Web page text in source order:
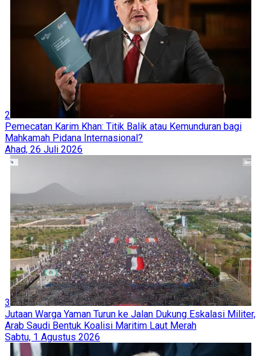
2
Pemecatan Karim Khan: Titik Balik atau Kemunduran bagi
Mahkamah Pidana Internasional?
Ahad, 26 Juli 2026
3
Jutaan Warga Yaman Turun ke Jalan Dukung Eskalasi Militer,
Arab Saudi Bentuk Koalisi Maritim Laut Merah
Sabtu, 1 Agustus 2026